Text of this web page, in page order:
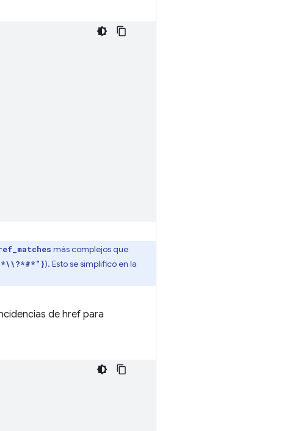
más complejos que
*\\?*#*"}). Esto se simplificó en la
de href para